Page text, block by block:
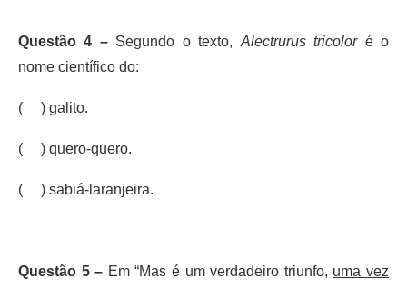
Questão 4 – Segundo o texto, Alectrurus tricolor é o
nome científico do:
( ) galito.
( ) quero-quero.
( ) sabiá-laranjeira.
Questão 5 – Em “Mas é um verdadeiro triunfo, uma vez